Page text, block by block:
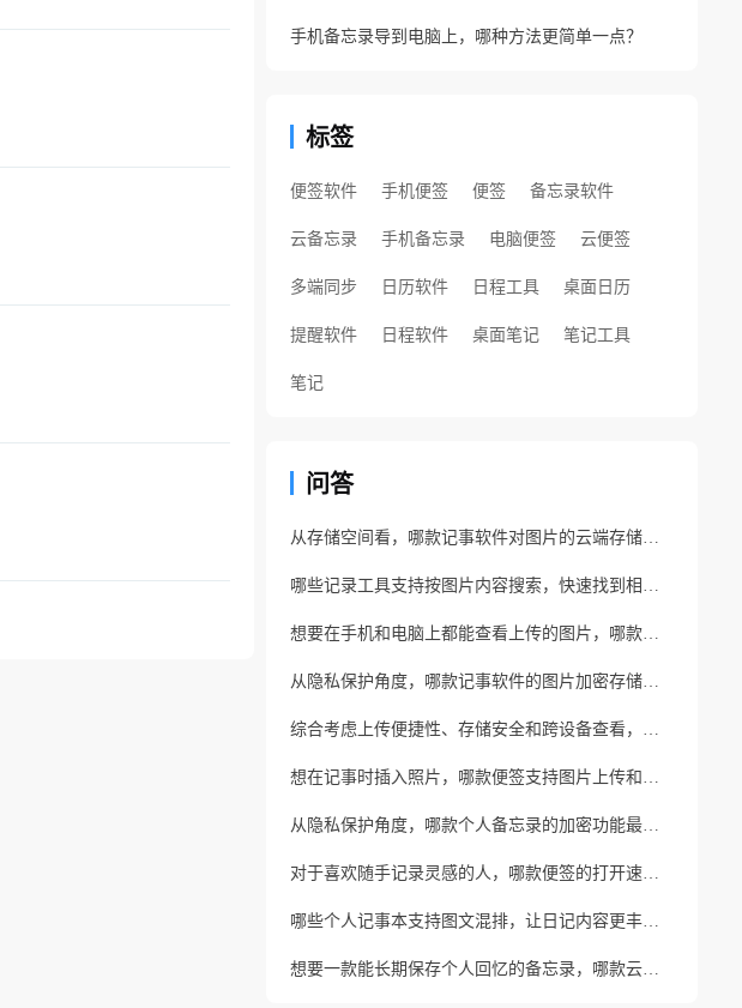
手机备忘录导到电脑上，哪种方法更简单一点？
标签
便签软件 手机便签 便签 备忘录软件
云备忘录 手机备忘录 电脑便签 云便签
多端同步 日历软件 日程工具 桌面日历
提醒软件 日程软件 桌面笔记 笔记工具
笔记
问答
从存储空间看，哪款记事软件对图片的云端存储最优化？
哪些记录工具支持按图片内容搜索，快速找到相关记事？
想要在手机和电脑上都能查看上传的图片，哪款同步最稳定？
从隐私保护角度，哪款记事软件的图片加密存储最可靠？
综合考虑上传便捷性、存储安全和跨设备查看，你会推荐哪款？
想在记事时插入照片，哪款便签支持图片上传和云端备份？
从隐私保护角度，哪款个人备忘录的加密功能最值得信赖？
对于喜欢随手记录灵感的人，哪款便签的打开速度最快？
哪些个人记事本支持图文混排，让日记内容更丰富？
想要一款能长期保存个人回忆的备忘录，哪款云端备份最可靠？